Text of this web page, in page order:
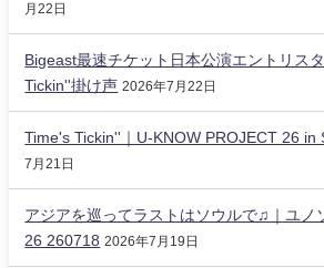
月22日
Bigeast最速チケット日本公演エントリス
Tickin''掛け声 2026年7月22日
Time's Tickin''｜U-KNOW PROJECT 26
7月21日
アジアを巡ってラストはソウルで♫｜ユノ
26 260718 2026年7月19日